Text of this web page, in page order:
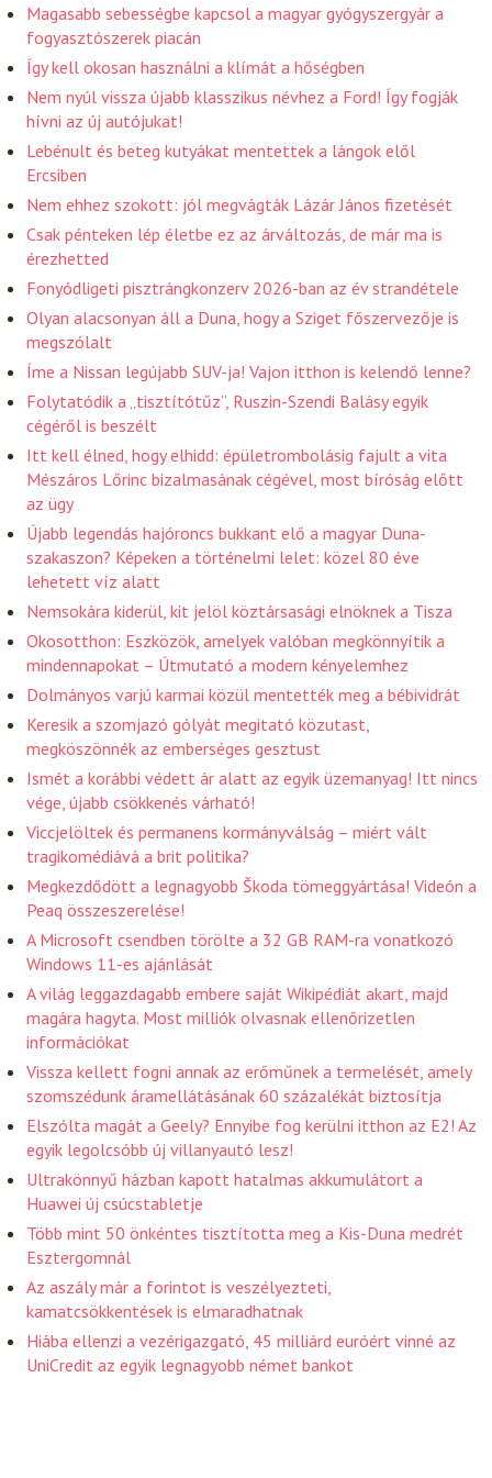
Magasabb sebességbe kapcsol a magyar gyógyszergyár a
fogyasztószerek piacán
Így kell okosan használni a klímát a hőségben
Nem nyúl vissza újabb klasszikus névhez a Ford! Így fogják
hívni az új autójukat!
Lebénult és beteg kutyákat mentettek a lángok elől
Ercsiben
Nem ehhez szokott: jól megvágták Lázár János fizetését
Csak pénteken lép életbe ez az árváltozás, de már ma is
érezhetted
Fonyódligeti pisztrángkonzerv 2026-ban az év strandétele
Olyan alacsonyan áll a Duna, hogy a Sziget főszervezője is
megszólalt
Íme a Nissan legújabb SUV-ja! Vajon itthon is kelendő lenne?
Folytatódik a „tisztítótűz”, Ruszin-Szendi Balásy egyik
cégéről is beszélt
Itt kell élned, hogy elhidd: épületrombolásig fajult a vita
Mészáros Lőrinc bizalmasának cégével, most bíróság előtt
az ügy
Újabb legendás hajóroncs bukkant elő a magyar Duna-
szakaszon? Képeken a történelmi lelet: közel 80 éve
lehetett víz alatt
Nemsokára kiderül, kit jelöl köztársasági elnöknek a Tisza
Okosotthon: Eszközök, amelyek valóban megkönnyítik a
mindennapokat – Útmutató a modern kényelemhez
Dolmányos varjú karmai közül mentették meg a bébividrát
Keresik a szomjazó gólyát megitató közutast,
megköszönnék az emberséges gesztust
Ismét a korábbi védett ár alatt az egyik üzemanyag! Itt nincs
vége, újabb csökkenés várható!
Viccjelöltek és permanens kormányválság – miért vált
tragikomédiává a brit politika?
Megkezdődött a legnagyobb Škoda tömeggyártása! Videón a
Peaq összeszerelése!
A Microsoft csendben törölte a 32 GB RAM-ra vonatkozó
Windows 11-es ajánlását
A világ leggazdagabb embere saját Wikipédiát akart, majd
magára hagyta. Most milliók olvasnak ellenőrizetlen
információkat
Vissza kellett fogni annak az erőműnek a termelését, amely
szomszédunk áramellátásának 60 százalékát biztosítja
Elszólta magát a Geely? Ennyibe fog kerülni itthon az E2! Az
egyik legolcsóbb új villanyautó lesz!
Ultrakönnyű házban kapott hatalmas akkumulátort a
Huawei új csúcstabletje
Több mint 50 önkéntes tisztította meg a Kis-Duna medrét
Esztergomnál
Az aszály már a forintot is veszélyezteti,
kamatcsökkentések is elmaradhatnak
Hiába ellenzi a vezérigazgató, 45 milliárd euróért vinné az
UniCredit az egyik legnagyobb német bankot